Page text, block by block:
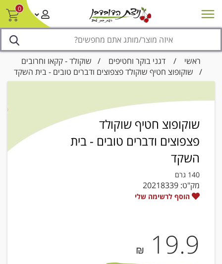
0
מבצעים סניפים צור קשר/ביטול הזמנה
ראשי / דגני בוקר וחטיפים / שוקולד - קקאו וחרובים
/ שוקופוצ חטיף שוקולד פצפוצים ודברים טובים - בית השקד
שוקופוצ חטיף שוקולד
פצפוצים ודברים טובים - בית
השקד
140 גרם
מק"ט: 20218339
הוסף לרשימה שלי
19.9
₪